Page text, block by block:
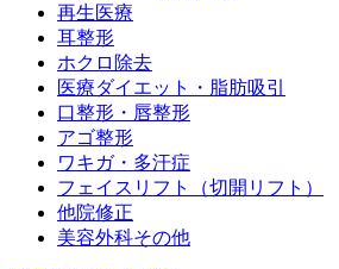
再生医療
耳整形
ホクロ除去
医療ダイエット・脂肪吸引
口整形・唇整形
アゴ整形
ワキガ・多汗症
フェイスリフト（切開リフト）
他院修正
美容外科その他